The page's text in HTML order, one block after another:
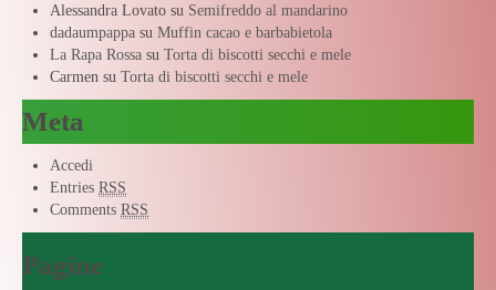
Alessandra Lovato su Semifreddo al mandarino
dadaumpappa su Muffin cacao e barbabietola
La Rapa Rossa su Torta di biscotti secchi e mele
Carmen su Torta di biscotti secchi e mele
Meta
Accedi
Entries RSS
Comments RSS
Pagine